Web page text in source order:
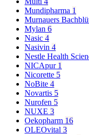
Mundipharma 1
Murnauers
Mylan 6
Nasic 4
Nasivin 4
Nestle Health
NICApur 1
Nicorette 5
NoBite 4
Novartis 5
Nurofen 5
NUXE 3
Oekopharm 16
OLEOvital 3